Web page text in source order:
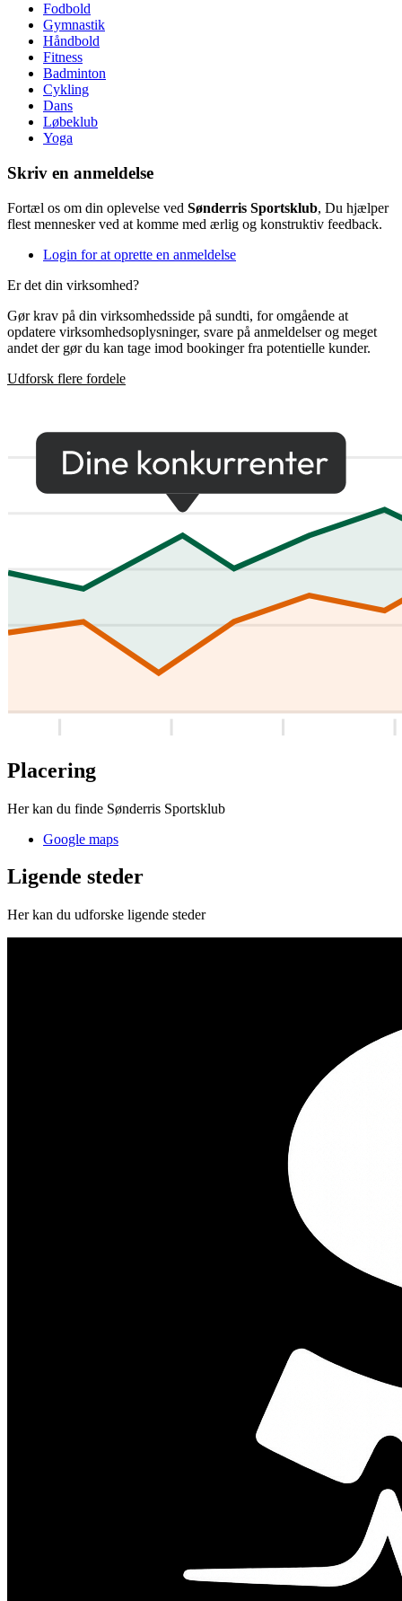
Fodbold
Gymnastik
Håndbold
Fitness
Badminton
Cykling
Dans
Løbeklub
Yoga
Skriv en anmeldelse
Fortæl os om din oplevelse ved Sønderris Sportsklub, Du hjælper
flest mennesker ved at komme med ærlig og konstruktiv feedback.
Login for at oprette en anmeldelse
Er det din virksomhed?
Gør krav på din virksomhedsside på sundti, for omgående at
opdatere virksomhedsoplysninger, svare på anmeldelser og meget
andet der gør du kan tage imod bookinger fra potentielle kunder.
Udforsk flere fordele
Placering
Her kan du finde Sønderris Sportsklub
Google maps
Ligende steder
Her kan du udforske ligende steder